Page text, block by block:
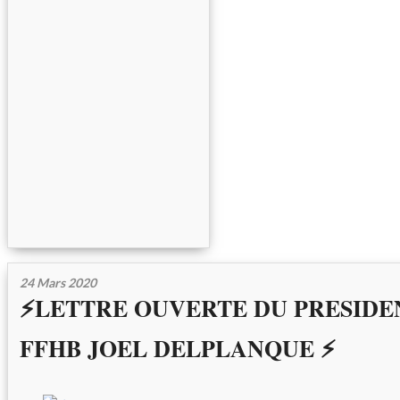
24 Mars 2020
⚡LETTRE OUVERTE DU
FFHB JOEL DELPLANQUE ⚡️